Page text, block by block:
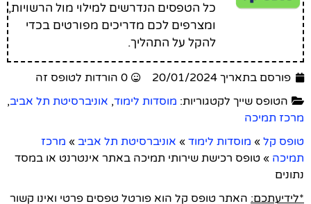
כל הטפסים הנדרשים למילוי מול הרשויות,
ומצרפים לכם מדריכים מפורטים בכדי
להקל על התהליך.
פורסם בתאריך 20/01/2024
0 הורדות לטופס זה
הטופס שייך לקטגוריות: מוסדות לימוד, אוניברסיטת תל אביב,
מרכז תמיכה
טופס קל » מוסדות לימוד » אוניברסיטת תל אביב » מרכז
תמיכה » טופס רכישת שירותי תמיכה באתר אינטרנט או במסד
נתונים
*לידיעתכם: האתר טופס קל הוא פורטל טפסים פרטי ואינו קשור